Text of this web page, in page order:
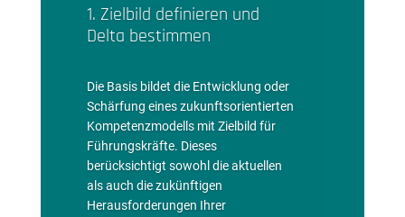
1. Zielbild definieren und
Delta bestimmen
Die Basis bildet die Entwicklung oder
Schärfung eines zukunftsorientierten
Kompetenzmodells mit Zielbild für
Führungskräfte. Dieses
berücksichtigt sowohl die aktuellen
als auch die zukünftigen
Herausforderungen Ihrer